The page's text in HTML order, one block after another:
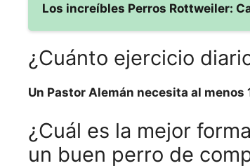
Los increíbles Perros Rottweiler:
¿Cuánto ejercicio
Un Pastor Alemán necesita al menos
¿Cuál es la mejor
un buen perro de